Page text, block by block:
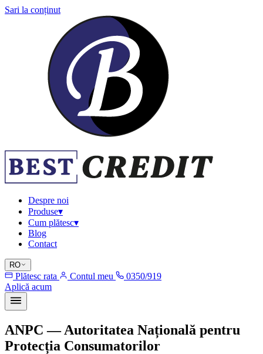
Sari la conținut
Despre noi
Produse▾
Cum plătesc▾
Blog
Contact
RO
Plătesc rata Contul meu
0350/919
Aplică acum
ANPC — Autoritatea Națională pentru
Protecția Consumatorilor